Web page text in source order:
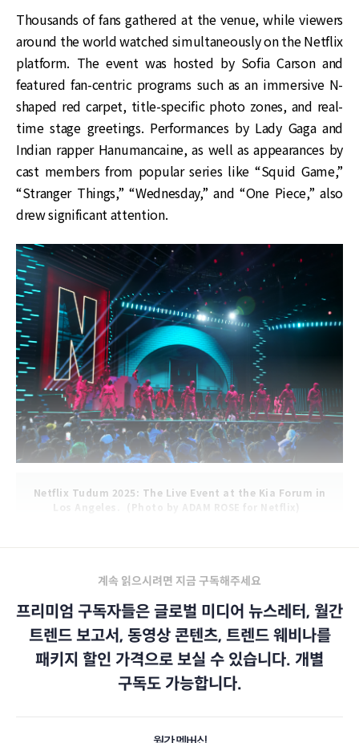
Thousands of fans gathered at the venue, while viewers
around the world watched simultaneously on the Netflix
platform. The event was hosted by Sofia Carson and
featured fan-centric programs such as an immersive N-
shaped red carpet, title-specific photo zones, and real-
time stage greetings. Performances by Lady Gaga and
Indian rapper Hanumancaine, as well as appearances by
cast members from popular series like “Squid Game,”
“Stranger Things,” “Wednesday,” and “One Piece,” also
drew significant attention.
Netflix Tudum 2025: The Live Event at the Kia Forum in
Los Angeles.
(Photo by ADAM ROSE for Netflix)
계속 읽으시려면 지금 구독해주세요
프리미엄 구독자들은 글로벌 미디어 뉴스레터, 월간
트렌드 보고서, 동영상 콘텐츠, 트렌드 웨비나를
패키지 할인 가격으로 보실 수 있습니다. 개별
구독도 가능합니다.